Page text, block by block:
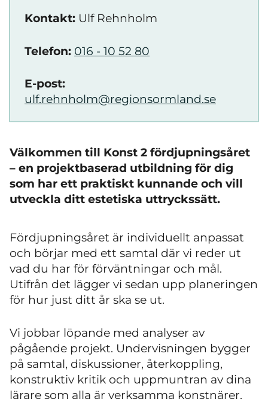
Kontakt: Ulf Rehnholm
Telefon: 016 - 10 52 80
E-post:
ulf.rehnholm@regionsormland.se
Välkommen till Konst 2 fördjupningsåret
– en projektbaserad utbildning för dig
som har ett praktiskt kunnande och vill
utveckla ditt estetiska uttryckssätt.
Fördjupningsåret är individuellt anpassat
och börjar med ett samtal där vi reder ut
vad du har för förväntningar och mål.
Utifrån det lägger vi sedan upp planeringen
för hur just ditt år ska se ut.
Vi jobbar löpande med analyser av
pågående projekt. Undervisningen bygger
på samtal, diskussioner, återkoppling,
konstruktiv kritik och uppmuntran av dina
lärare som alla är verksamma konstnärer.